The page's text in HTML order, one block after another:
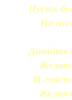
Пусть
Но
Давайте
И
Желая